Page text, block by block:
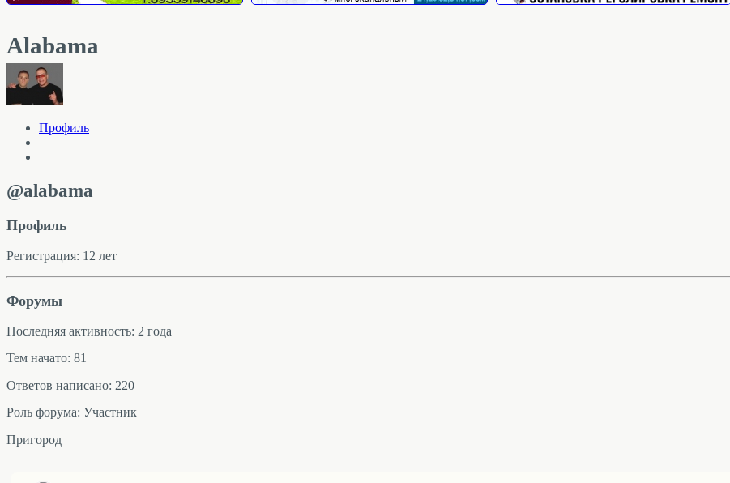
Alabama
Профиль
@alabama
Профиль
Регистрация: 12 лет
Форумы
Последняя активность: 2 года
Тем начато: 81
Ответов написано: 220
Роль форума: Участник
Пригород